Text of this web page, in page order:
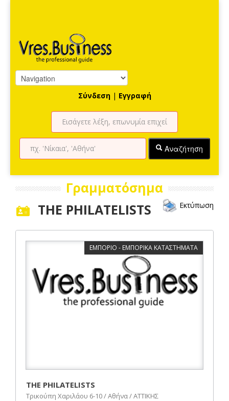
Σύνδεση | Εγγραφή
Αναζήτηση
Γραμματόσημα
THE PHILATELISTS Εκτύπωση
ΕΜΠΟΡΙΟ - ΕΜΠΟΡΙΚΑ ΚΑΤΑΣΤΗΜΑΤΑ
THE PHILATELISTS
Τρικούπη Χαριλάου 6-10 / Αθήνα / ΑΤΤΙΚΗΣ